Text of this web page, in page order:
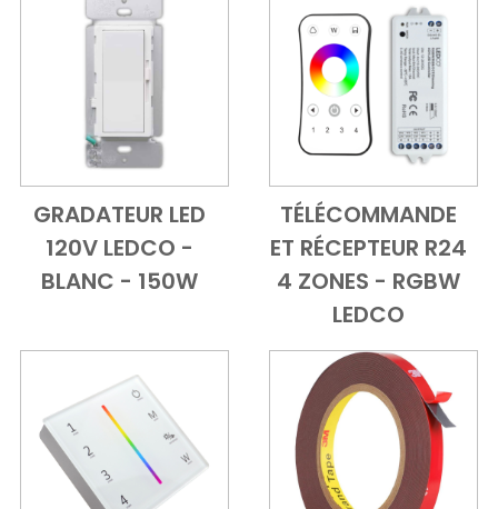
Add to Cart
Vue d'ensemble
GRADATEUR LED
120V LEDCO -
BLANC - 150W
Add to Cart
Vue
TÉLÉCOMMANDE
ET RÉCEPTEUR R24
4 ZONES - RGBW
LEDCO